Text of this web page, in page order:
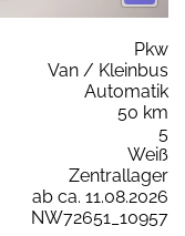
Pkw
Van / Kleinbus
Automatik
50 km
5
Weiß
Zentrallager
ab ca. 11.08.2026
NW72651_10957